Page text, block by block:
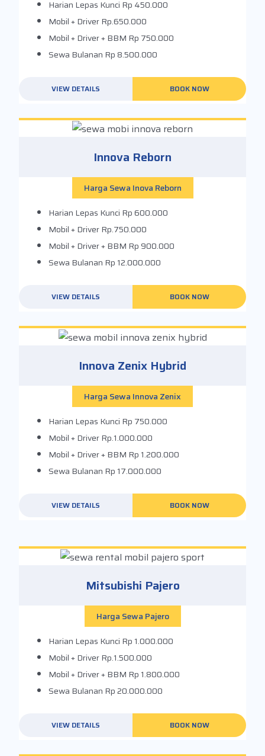
Harian Lepas Kunci Rp 450.000
Mobil + DriverRp.650.000
Mobil + Driver + BBM Rp 750.000
Sewa Bulanan Rp 8.500.000
VIEW DETAILS BOOK NOW
Innova Reborn
Harga Sewa Inova Reborn
Harian Lepas Kunci Rp 600.000
Mobil + DriverRp.750.000
Mobil + Driver + BBM Rp 900.000
Sewa Bulanan Rp 12.000.000
VIEW DETAILS BOOK NOW
Innova Zenix Hybrid
Harga Sewa Innova Zenix
Harian Lepas Kunci Rp 750.000
Mobil + DriverRp.1.000.000
Mobil + Driver + BBM Rp 1.200.000
Sewa Bulanan Rp 17.000.000
VIEW DETAILS BOOK NOW
Mitsubishi Pajero
Harga Sewa Pajero
Harian Lepas Kunci Rp 1.000.000
Mobil + DriverRp.1.500.000
Mobil + Driver + BBM Rp 1.800.000
Sewa Bulanan Rp 20.000.000
VIEW DETAILS BOOK NOW